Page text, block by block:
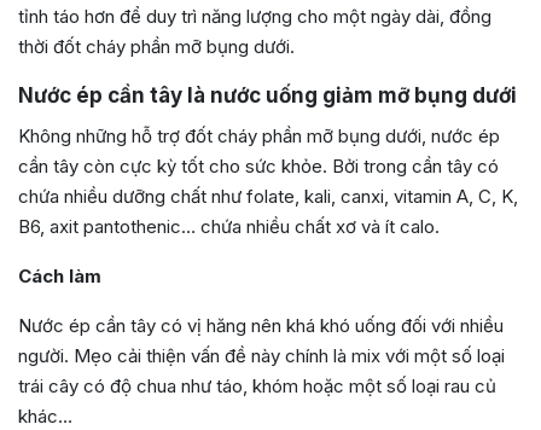
tỉnh táo hơn để duy trì năng lượng cho một ngày dài, đồng
thời đốt cháy phần mỡ bụng dưới.
Nước ép cần tây là nước uống giảm mỡ bụng dưới
Không những hỗ trợ đốt cháy phần mỡ bụng dưới, nước ép
cần tây còn cực kỳ tốt cho sức khỏe. Bởi trong cần tây có
chứa nhiều dưỡng chất như folate, kali, canxi, vitamin A, C, K,
B6, axit pantothenic… chứa nhiều chất xơ và ít calo.
Cách làm
Nước ép cần tây có vị hăng nên khá khó uống đối với nhiều
người. Mẹo cải thiện vấn đề này chính là mix với một số loại
trái cây có độ chua như táo, khóm hoặc một số loại rau củ
khác…